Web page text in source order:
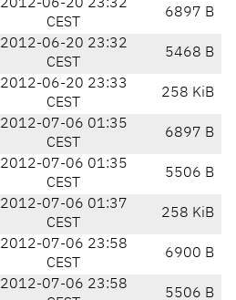
2012-06-20 23:32
CEST
6897 B
2012-06-20 23:32
CEST
5468 B
2012-06-20 23:33
CEST
258 KiB
2012-07-06 01:35
CEST
6897 B
2012-07-06 01:35
CEST
5506 B
2012-07-06 01:37
CEST
258 KiB
2012-07-06 23:58
CEST
6900 B
2012-07-06 23:58
5506 B